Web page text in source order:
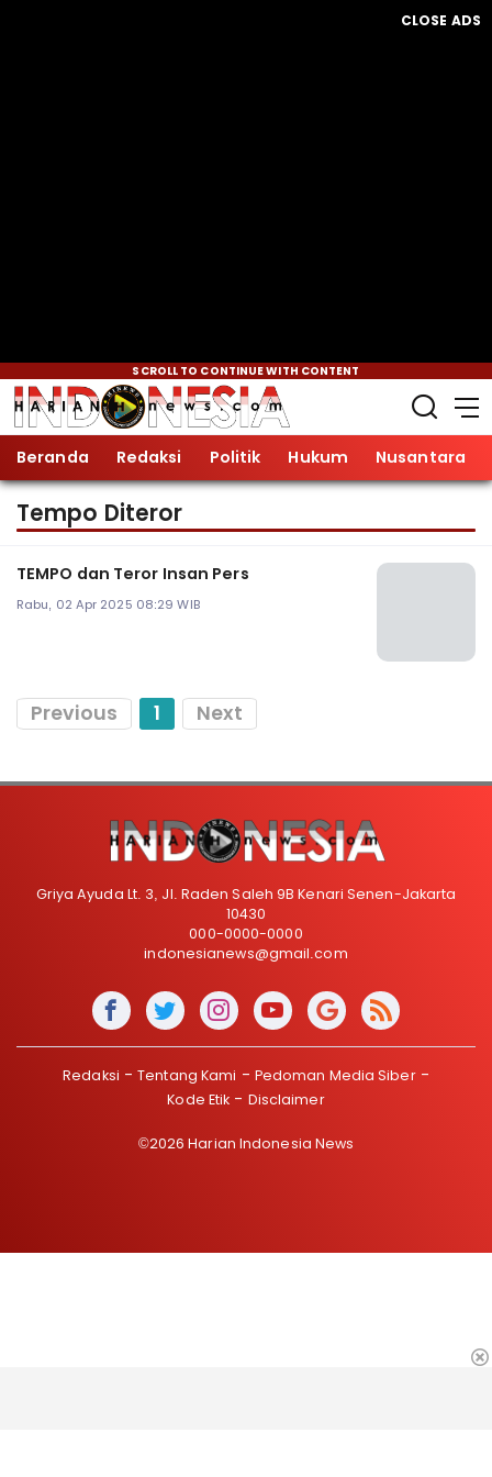
CLOSE ADS
SCROLL TO CONTINUE WITH CONTENT
Beranda Redaksi Politik Hukum Nusantara
Tempo Diteror
TEMPO dan Teror Insan Pers
Rabu, 02 Apr 2025 08:29 WIB
Previous 1 Next
Griya Ayuda Lt. 3, Jl. Raden Saleh 9B Kenari Senen-Jakarta
10430
000-0000-0000
indonesianews@gmail.com
Redaksi Tentang Kami
Pedoman Media Siber
Kode Etik
Disclaimer
©2026 Harian Indonesia News